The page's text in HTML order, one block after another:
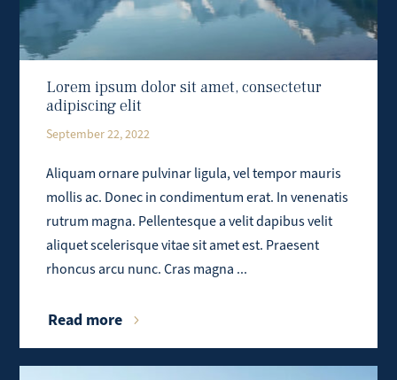
Lorem ipsum dolor sit amet, consectetur
adipiscing elit
September 22, 2022
Aliquam ornare pulvinar ligula, vel tempor mauris
mollis ac. Donec in condimentum erat. In venenatis
rutrum magna. Pellentesque a velit dapibus velit
aliquet scelerisque vitae sit amet est. Praesent
rhoncus arcu nunc. Cras magna ...
Read more